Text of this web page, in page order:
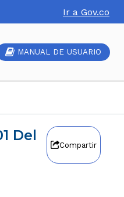
Ir a Gov.co
MANUAL DE USUARIO
Compartir